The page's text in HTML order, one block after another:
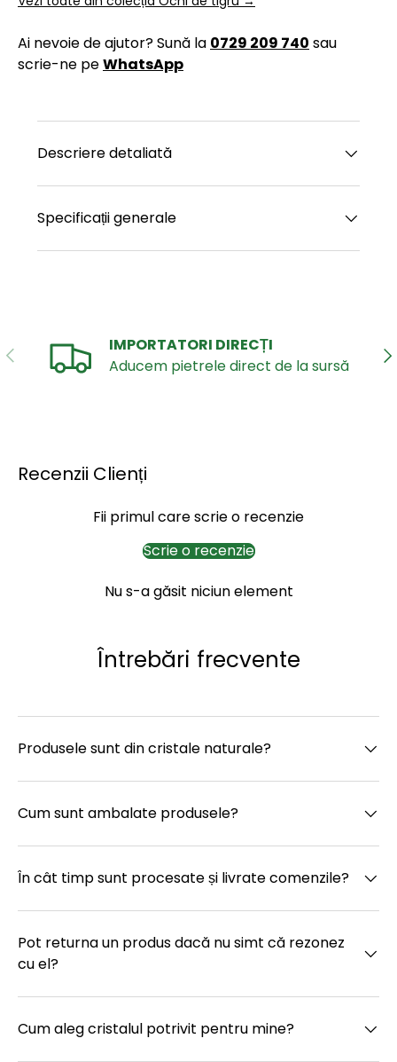
Ai nevoie de ajutor? Sună la 0729 209 740 sau
scrie-ne peWhatsApp
Descriere detaliată
Specificații generale
ANTERIOR
IMPORTATORI DIRECȚI
Aducem pietrele direct de la sursă
Recenzii Clienți
Fii primul care scrie o recenzie
Scrie o recenzie
Nu s-a găsit niciun element
Întrebări frecvente
Produsele sunt din cristale naturale?
Cum sunt ambalate produsele?
În cât timp sunt procesate și livrate comenzile?
Pot returna un produs dacă nu simt că rezonez
cu el?
Cum aleg cristalul potrivit pentru mine?